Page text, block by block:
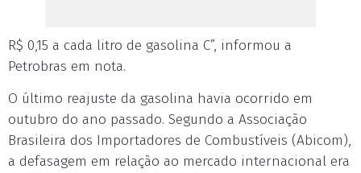
R$ 0,15 a cada litro de gasolina C”, informou a
Petrobras em nota.
O último reajuste da gasolina havia ocorrido em
outubro do ano passado. Segundo a Associação
Brasileira dos Importadores de Combustíveis (Abicom),
a defasagem em relação ao mercado internacional era